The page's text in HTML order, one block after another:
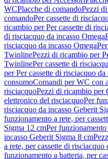
WCPlacche di comandoPezzi
comandoPer cassette di
ricambio per Per cassette di
di risciacquo da incasso Omega
risciacquo da incasso Omega
TwinlinePezzi di ricambio per
TwinlinePer cassette di
per Per cassette di risciacquo
consumoComandi per WC con
risciacquoPezzi di ricambio per
elettronico del risciacquoPer
risciacquo da incasso Geberit
funzionamento a rete, per
Sigma 12 cmPer funzionamento
incasso Geberit Sigma 8 cm
a rete, per cassette di
funzionamento a batteria, per